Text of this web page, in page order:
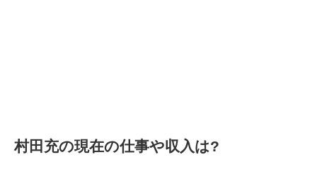
村田充の現在の仕事や収入は?